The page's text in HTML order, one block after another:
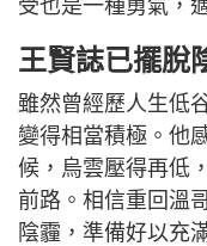
受也是一種勇氣，
王賢誌已擺脫
雖然曾經歷人生低
變得相當積極。他
候，烏雲壓得再低
前路。相信重回溫
陰霾，準備好以充